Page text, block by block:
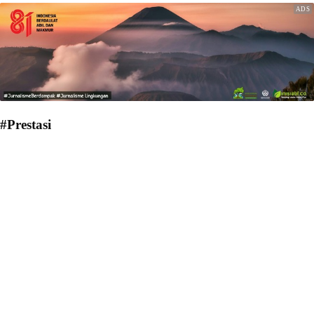
#Prestasi